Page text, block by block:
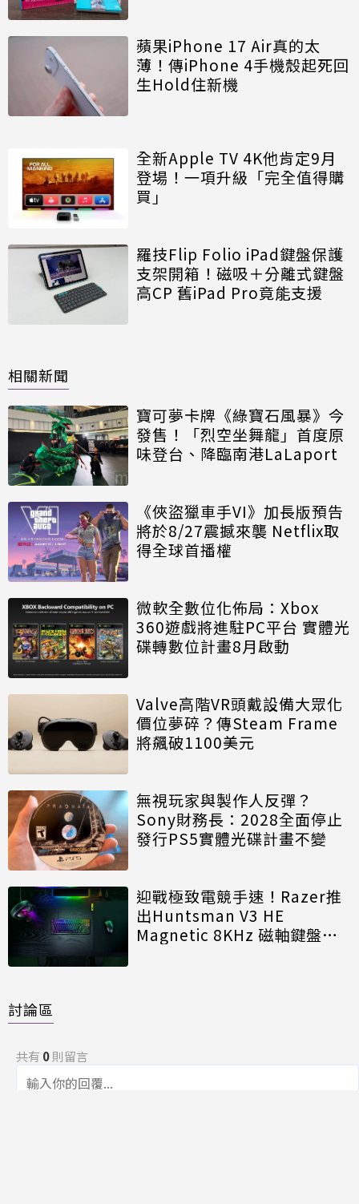
蘋果iPhone 17 Air真的太
薄！傳iPhone 4手機殼起死回
生Hold住新機
全新Apple TV 4K他肯定9月
登場！一項升級「完全值得購
買」
羅技Flip Folio iPad鍵盤保護
支架開箱！磁吸＋分離式鍵盤
高CP 舊iPad Pro竟能支援
相關新聞
寶可夢卡牌《綠寶石風暴》今
發售！「烈空坐舞龍」首度原
味登台、降臨南港LaLaport
《俠盜獵車手VI》加長版預告
將於8/27震撼來襲 Netflix取
得全球首播權
微軟全數位化佈局：Xbox
360遊戲將進駐PC平台 實體光
碟轉數位計畫8月啟動
Valve高階VR頭戴設備大眾化
價位夢碎？傳Steam Frame
將飆破1100美元
無視玩家與製作人反彈？
Sony財務長：2028全面停止
發行PS5實體光碟計畫不變
迎戰極致電競手速！Razer推
出Huntsman V3 HE
Magnetic 8KHz 磁軸鍵盤效
討論區
共有 0則留言